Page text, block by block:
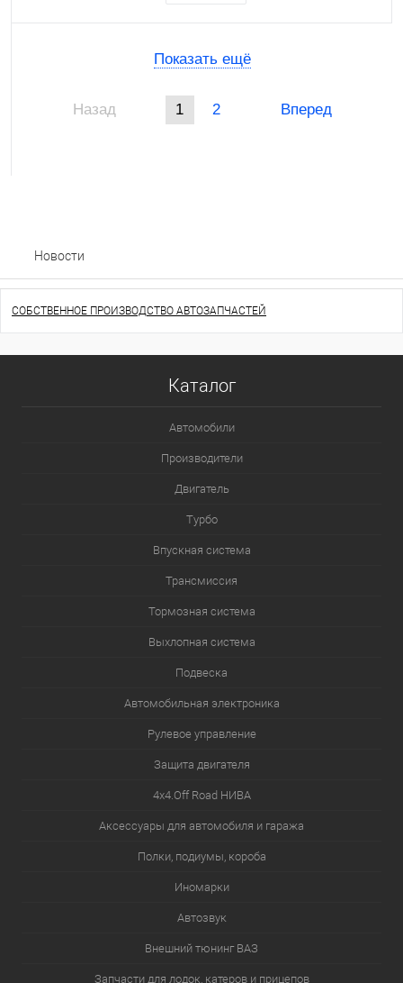
Показать ещё
Назад 1 2 Вперед
Новости
СОБСТВЕННОЕ ПРОИЗВОДСТВО АВТОЗАПЧАСТЕЙ
Каталог
Автомобили
Производители
Двигатель
Турбо
Впускная система
Трансмиссия
Тормозная система
Выхлопная система
Подвеска
Автомобильная электроника
Рулевое управление
Защита двигателя
4х4.Off Road НИВА
Аксессуары для автомобиля и гаража
Полки, подиумы, короба
Иномарки
Автозвук
Внешний тюнинг ВАЗ
Запчасти для лодок, катеров и прицепов